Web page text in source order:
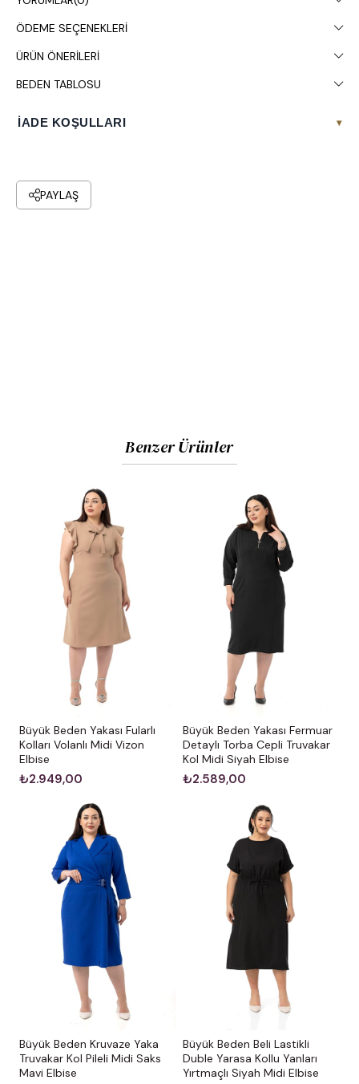
ÖDEME SEÇENEKLERI
ÜRÜN ÖNERILERI
BEDEN TABLOSU
İADE KOŞULLARI ▾
PAYLAŞ
Benzer Ürünler
Büyük Beden Yakası Fularlı
Kolları Volanlı Midi Vizon
Elbise
₺2.949,00
Büyük Beden Yakası Fermuar
Detaylı Torba Cepli Truvakar
Kol Midi Siyah Elbise
₺2.589,00
Büyük Beden Kruvaze Yaka
Truvakar Kol Pileli Midi Saks
Mavi Elbise
Büyük Beden Beli Lastikli
Duble Yarasa Kollu Yanları
Yırtmaçlı Siyah Midi Elbise